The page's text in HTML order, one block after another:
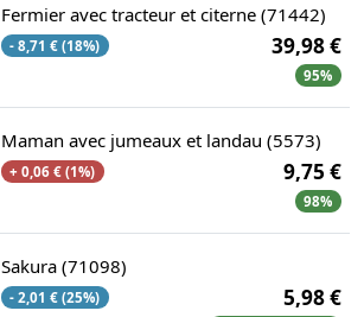
Fermier avec tracteur et citerne (71442)
- 8,71 € (18%) 39,98 €
95%
Maman avec jumeaux et landau (5573)
+ 0,06 € (1%) 9,75 €
98%
Sakura (71098)
- 2,01 € (25%) 5,98 €